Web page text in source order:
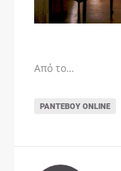
Από το…
ΡΑΝΤΕΒΟΎ ONLINE